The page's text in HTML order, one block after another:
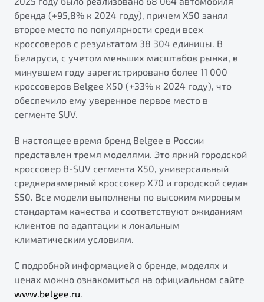
бренда (+95,8% к 2024 году), причем X50 занял
второе место по популярности среди всех
кроссоверов с результатом 38 304 единицы. В
Беларуси, с учетом меньших масштабов рынка, в
минувшем году зарегистрировано более 11 000
кроссоверов Belgee X50 (+33% к 2024 году), что
обеспечило ему уверенное первое место в
сегменте SUV.
В настоящее время бренд Belgee в России
представлен тремя моделями. Это яркий городской
кроссовер B-SUV сегмента X50, универсальный
среднеразмерный кроссовер X70 и городской седан
S50. Все модели выполнены по высоким мировым
стандартам качества и соответствуют ожиданиям
клиентов по адаптации к локальным
климатическим условиям.
С подробной информацией о бренде, моделях и
ценах можно ознакомиться на официальном сайте
www.belgee.ru.